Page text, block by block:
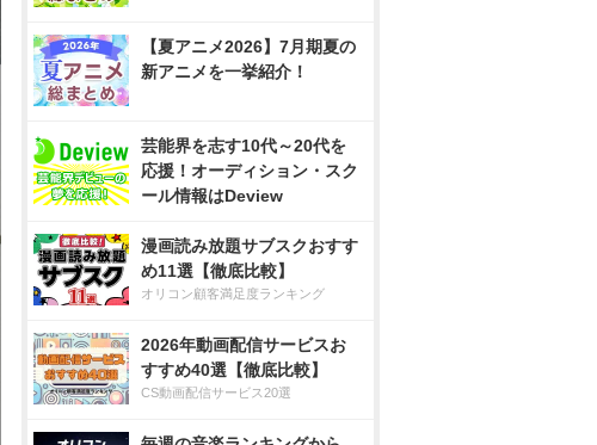
【夏アニメ2026】7月期夏の
新アニメを一挙紹介！
芸能界を志す10代～20代を
応援！オーディション・スク
ール情報はDeview
漫画読み放題サブスクおすす
め11選【徹底比較】
オリコン顧客満足度ランキング
2026年動画配信サービスお
すすめ40選【徹底比較】
CS動画配信サービス20選